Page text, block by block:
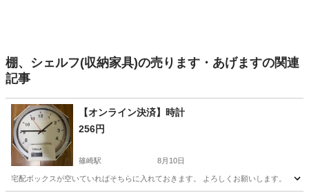
棚、シェルフ(収納家具)の売ります・あげますの関連
記事
【オンライン決済】時計
256円
篠崎駅 8月10日
宅配ボックスが空いていればそちらに入れておきます。 よろしくお願いします。